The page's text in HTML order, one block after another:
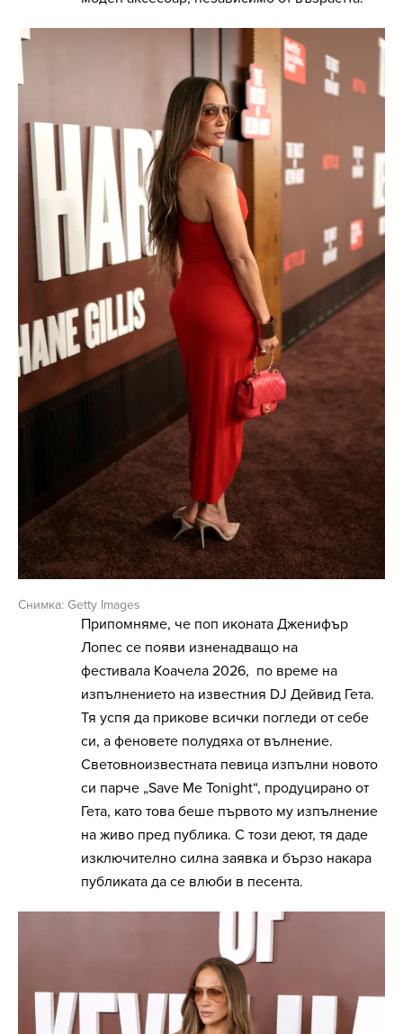
Снимка: Getty Images
Припомняме, че поп иконата Дженифър
Лопес се появи изненадващо на
фестивала Коачела 2026, по време на
изпълнението на известния DJ Дейвид Гета.
Тя успя да прикове всички погледи от себе
си, а феновете полудяха от вълнение.
Световноизвестната певица изпълни новото
си парче „Save Me Tonight“, продуцирано от
Гета, като това беше първото му изпълнение
на живо пред публика. С този деют, тя даде
изключително силна заявка и бързо накара
публиката да се влюби в песента.